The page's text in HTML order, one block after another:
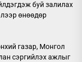
буй залилах
өнөөдөр
газар, Монгол
сэргийлэх ажлыг